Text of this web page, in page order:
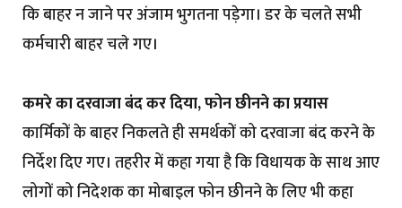
कि बाहर न जाने पर अंजाम भुगतना पड़ेगा। डर के चलते सभी
कर्मचारी बाहर चले गए।
कमरे का दरवाजा बंद कर दिया, फोन छीनने का प्रयास
कार्मिकों के बाहर निकलते ही समर्थकों को दरवाजा बंद करने के
निर्देश दिए गए। तहरीर में कहा गया है कि विधायक के साथ आए
लोगों को निदेशक का मोबाइल फोन छीनने के लिए भी कहा